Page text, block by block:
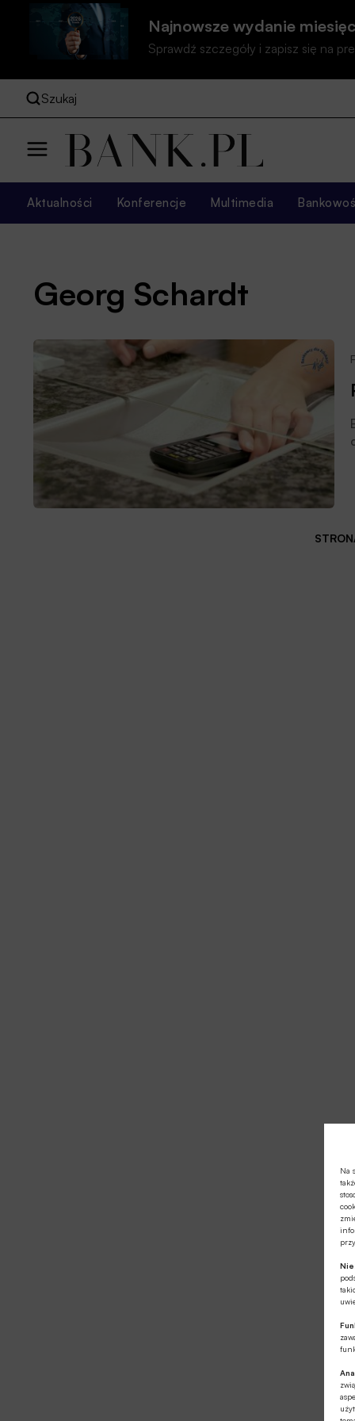
Na
Najnowsze wydanie
Sprawdź szczegóły i zapisz się na
Szukaj
Aktualności Konferencje Multimedia
Georg Schardt